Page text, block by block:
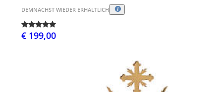
DEMNÄCHST WIEDER ERHÄLTLICH
€ 199,00